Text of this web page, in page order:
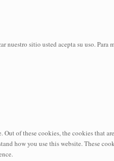
sitio usted acepta su uso.
of these cookies, the cookies that
how you use this website. These